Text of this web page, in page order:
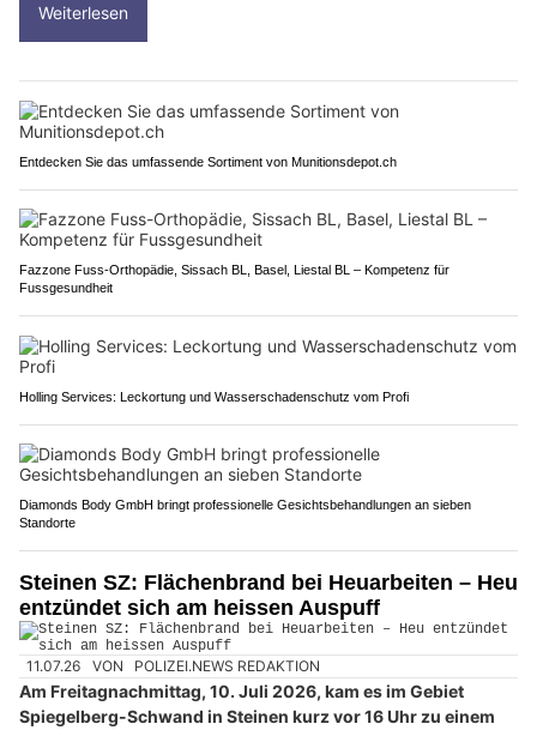
Weiterlesen
Entdecken Sie das umfassende Sortiment von Munitionsdepot.ch
Fazzone Fuss-Orthopädie, Sissach BL, Basel, Liestal BL – Kompetenz für
Fussgesundheit
Holling Services: Leckortung und Wasserschadenschutz vom Profi
Diamonds Body GmbH bringt professionelle Gesichtsbehandlungen an sieben
Standorte
Steinen SZ: Flächenbrand bei Heuarbeiten – Heu
entzündet sich am heissen Auspuff
11.07.26 VON POLIZEI.NEWS REDAKTION
Am Freitagnachmittag, 10. Juli 2026, kam es im Gebiet
Spiegelberg-Schwand in Steinen kurz vor 16 Uhr zu einem